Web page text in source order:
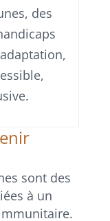
des
sont des
à un